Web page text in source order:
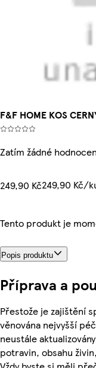
F&F HOME KOS
Zatím žádné
249,90 Kč249,90 Kč/
Tento produkt je
Popis produktu
Příprava a
Přestože je zajištění
věnována nejvyšší
neustále
potravin, obsahu